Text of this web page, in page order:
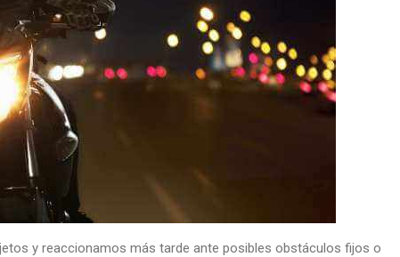
y reaccionamos más tarde ante posibles obstáculos fijos o